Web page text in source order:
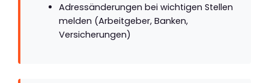
Adressänderungen bei wichtigen Stellen
melden (Arbeitgeber, Banken,
Versicherungen)